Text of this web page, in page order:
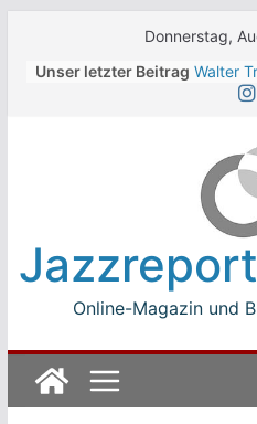
Donnerstag,
Unser letzter Beitrag Walter
Jean-
Beth
Luca
Online-Magazin und